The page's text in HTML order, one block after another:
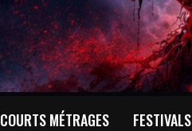
COURTS MÉTRAGES FESTIVALS